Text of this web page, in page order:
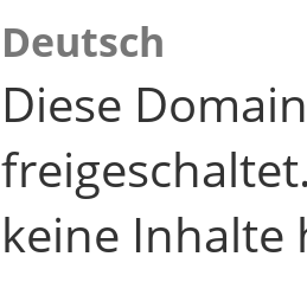
Deutsch
Diese
keine Inhalte